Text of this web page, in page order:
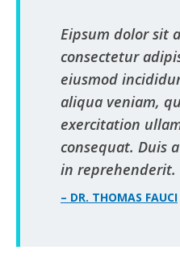
Eipsum dolor sit
consectetur
eiusmod
aliqua veniam,
exercitation
consequat. Duis
in reprehenderit.
– DR. THOMAS FAUCI